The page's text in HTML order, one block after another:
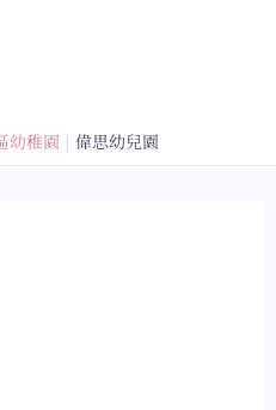
幼稚園 偉思幼兒園